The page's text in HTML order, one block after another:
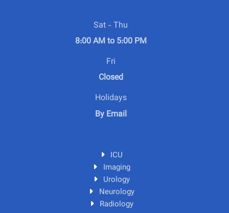
Sat - Thu
8:00 AM to 5:00 PM
Fri
Closed
Holidays
By Email
ICU
Imaging
Urology
Neurology
Radiology